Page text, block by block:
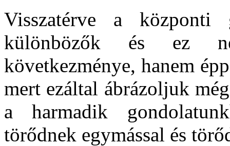
Visszatérve a központi
különbözők és ez
következménye, hanem
mert ezáltal ábrázoljuk
a harmadik
törődnek egymással és